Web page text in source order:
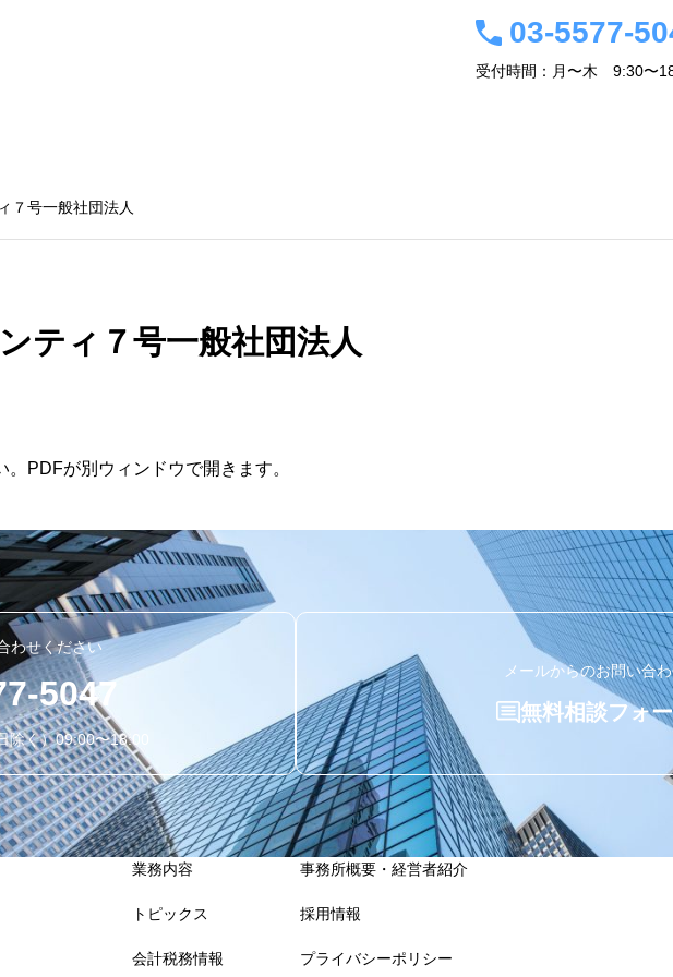
03-5577-
受付時間：月〜木 9:30〜
７号一般社団法人
ティ７号一般社団法人
PDFが別ウィンドウで開きます。
わせください
5047
除く）09:00〜18:00
メールからのお問い合
無料相談フォ
業務内容
トピックス
会計税務情報
事務所概要・経営者紹介
採用情報
プライバシーポリシー